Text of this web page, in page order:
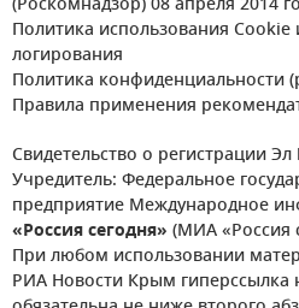
Политика использования Cookie
логирования
Политика конфиденциальности
Правила применения
Свидетельство о регистрации
Учредитель: Федеральное
предприятие Международное
«Россия сегодня» (МИА «Россия
При любом использовании
РИА Новости Крым